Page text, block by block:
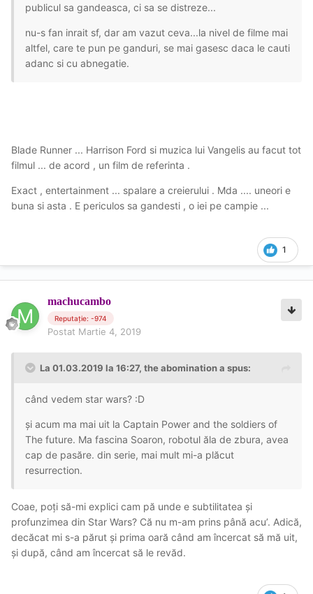
publicul sa gandeasca, ci sa se distreze...
nu-s fan inrait sf, dar am vazut ceva...la nivel de filme mai
altfel, care te pun pe ganduri, se mai gasesc daca le cauti
adanc si cu abnegatie.
Blade Runner ... Harrison Ford si muzica lui Vangelis au facut tot
filmul ... de acord , un film de referinta .
Exact , entertainment ... spalare a creierului . Mda .... uneori e
buna si asta . E periculos sa gandesti , o iei pe campie ...
1
machucambo
Reputație: -974
Postat Martie 4, 2019
La 01.03.2019 la 16:27, the abomination a spus:
când vedem star wars? :D
și acum ma mai uit la Captain Power and the soldiers of
The future. Ma fascina Soaron, robotul ăla de zbura, avea
cap de pasăre. din serie, mai mult mi-a plăcut
resurrection.
Coae, poți să-mi explici cam pă unde e subtilitatea și
profunzimea din Star Wars? Că nu m-am prins până acu’. Adică,
decăcat mi s-a părut și prima oară când am încercat să mă uit,
și după, când am încercat să le revăd.